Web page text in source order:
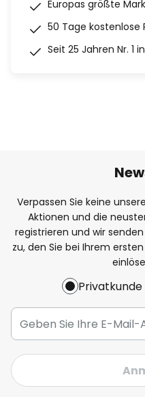
Europas größte
50 Tage kostenlose
Seit 25 Jahren Nr. 1
Verpassen Sie keine
Aktionen und die
registrieren und wir
zu, den Sie bei Ihrem
Privatkunde